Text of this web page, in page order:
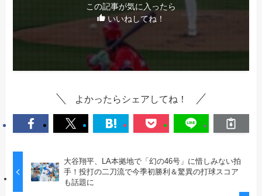
この記事が気に入ったら
いいねしてね！
よかったらシェアしてね！
大谷翔平、LA本拠地で「幻の46号」に惜しみない拍
手！投打の二刀流で今季初勝利＆驚異の打球スコア
も話題に